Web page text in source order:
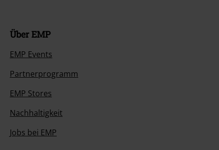
Über EMP
EMP Events
Partnerprogramm
EMP Stores
Nachhaltigkeit
Jobs bei EMP